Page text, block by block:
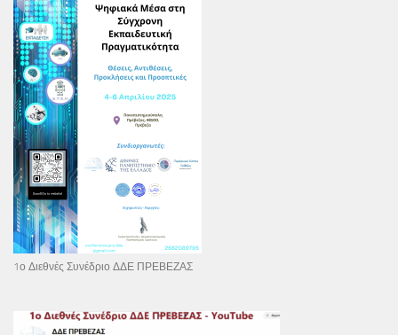
1ο Διεθνές Συνέδριο ΔΔΕ ΠΡΕΒΕΖΑΣ